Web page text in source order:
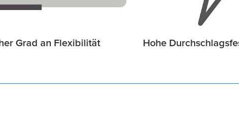
Grad an Flexibilität Hohe